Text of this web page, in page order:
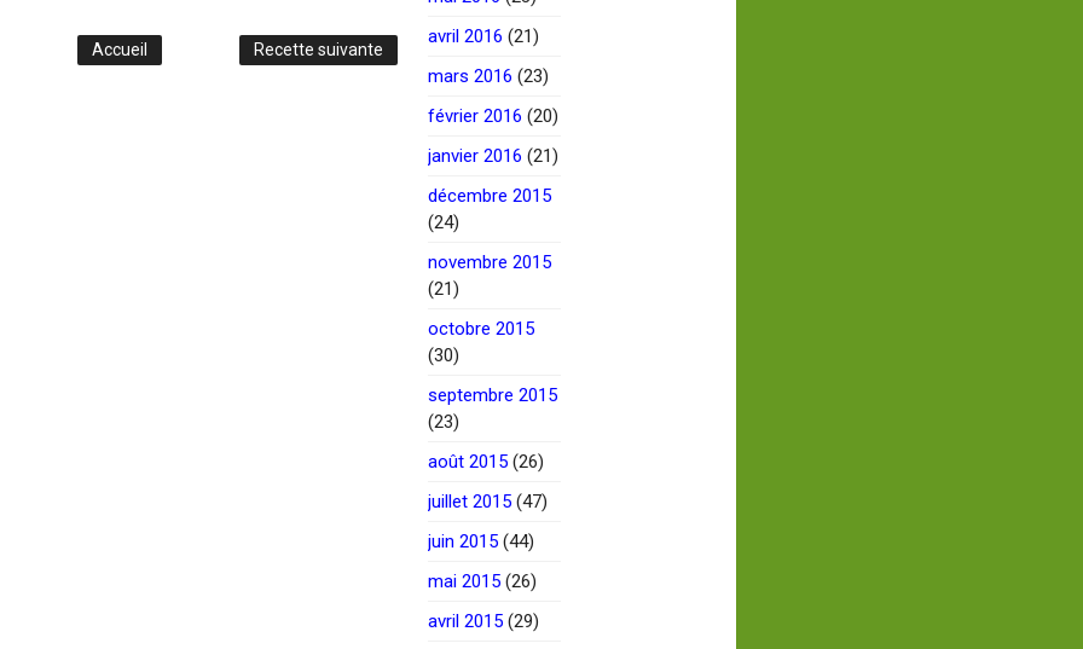
Recette suivante
Accueil
avril 2016 (21)
mars 2016 (23)
février 2016 (20)
janvier 2016 (21)
décembre 2015
(24)
novembre 2015
(21)
octobre 2015
(30)
septembre 2015
(23)
août 2015 (26)
juillet 2015 (47)
juin 2015 (44)
mai 2015 (26)
avril 2015 (29)